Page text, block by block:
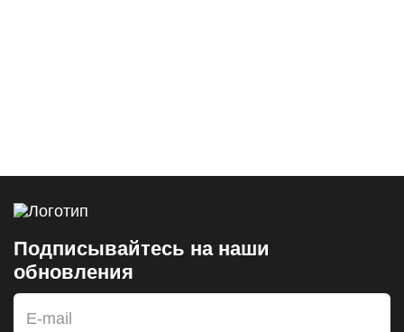
Подписывайтесь на наши
обновления